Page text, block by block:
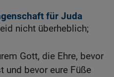
für Juda
nicht überheblich;
Gott, die Ehre, bevor
und bevor eure Füße